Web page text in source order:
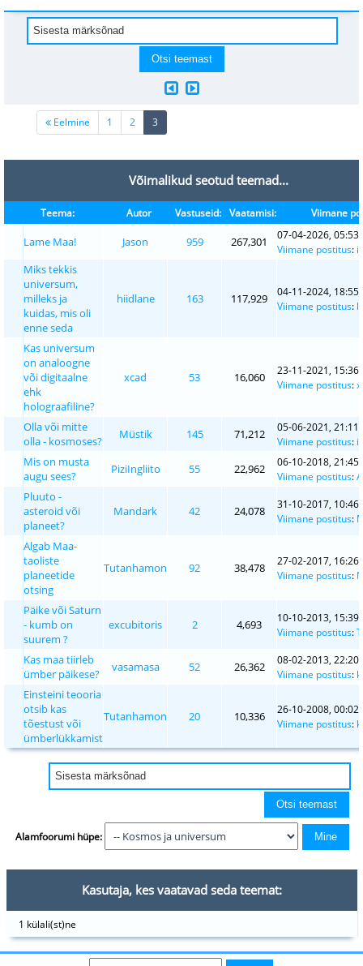
Eelmine 1 2 3
Võimalikud seotud teemad...
Teema: Autor Vastuseid: Vaatamisi: Viimane
Lame Maa! Jason 959 267,301
07-04-2026, 05:53
Viimane postitus:
Miks tekkis
universum,
milleks ja
kuidas, mis oli
enne seda
hiidlane 163 117,929
04-11-2024, 18:55
Viimane postitus:
Kas universum
on analoogne
või digitaalne
ehk
holograafiline?
xcad 53 16,060
23-11-2021, 15:36
Viimane postitus:
Olla või mitte
olla - kosmoses?
Müstik 145 71,212
05-06-2021, 21:11
Viimane postitus:
Mis on musta
augu sees?
PiziIngliito 55 22,962
06-10-2018, 21:45
Viimane postitus:
Pluuto -
asteroid või
planeet?
Mandark 42 24,078
31-10-2017, 10:46
Viimane postitus:
Algab Maa-
taoliste
planeetide
otsing
Tutanhamon 92 38,478
27-02-2017, 16:26
Viimane postitus:
Päike või Saturn
- kumb on
suurem ?
excubitoris 2 4,693
10-10-2013, 15:39
Viimane postitus:
Kas maa tiirleb
ümber päikese?
vasamasa 52 26,362
08-02-2013, 22:20
Viimane postitus:
Einsteini teooria
otsib kas
tõestust või
ümberlükkamist
Tutanhamon 20 10,336
26-10-2008, 00:02
Viimane postitus:
Alamfoorumi hüpe:
Kasutaja, kes vaatavad seda teemat:
1 külali(st)ne